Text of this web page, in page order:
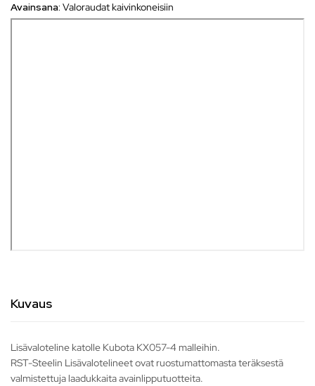
Avainsana: Valoraudat kaivinkoneisiin
Kuvaus
Lisävaloteline katolle Kubota KX057-4 malleihin.
RST-Steelin Lisävalotelineet ovat ruostumattomasta teräksestä
valmistettuja laadukkaita avainlipputuotteita.